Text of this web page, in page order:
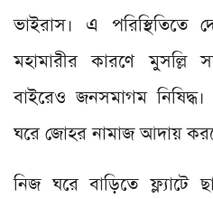
ভাইরাস। এ পরিস্থিতিতে
মহামারীর কারণে মুসল্লি
বাইরেও জনসমাগম
ঘরে জোহর নামাজ আদায়
নিজ ঘরে বাড়িতে ফ্ল্যাটে